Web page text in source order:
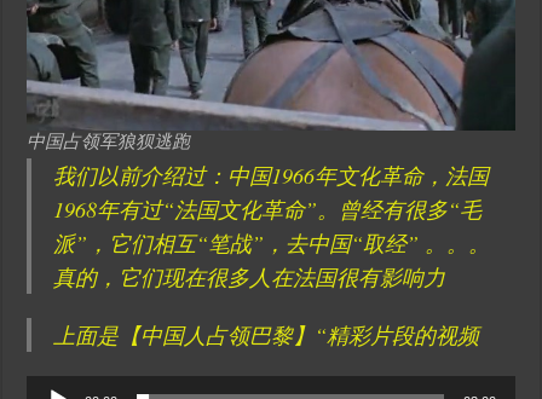
中国占领军狼狈逃跑
我们以前介绍过：中国1966年文化革命，法国
1968年有过“法国文化革命”。曾经有很多“毛
派”，它们相互“笔战”，去中国“取经” 。。。
真的，它们现在很多人在法国很有影响力
上面是【中国人占领巴黎】“精彩片段的视频
Audio